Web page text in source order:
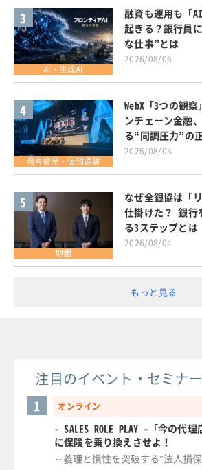
3
AI・生成AI
融資も運用も「
起きる？銀行員
な仕事”とは
2026/08/06
4
暗号資産・仮想通貨
WebX「3つの観
ンチェーン金融
る“同調圧力”の
2026/08/03
5
地銀
なぜ全銀協は「
仕掛けた？ 銀行
る3ステップとは
2026/08/04
もっと見る
注目のイベント・セミナ
オンライン
1
- SALES ROLE PLAY -「今の代
に保険を乗り換えさせよ！
～義理と慣性を突破する"法人損